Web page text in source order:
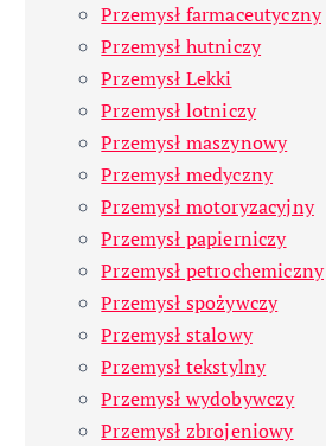
Przemysł farmaceutyczny
Przemysł hutniczy
Przemysł Lekki
Przemysł lotniczy
Przemysł maszynowy
Przemysł medyczny
Przemysł motoryzacyjny
Przemysł papierniczy
Przemysł petrochemiczny
Przemysł spożywczy
Przemysł stalowy
Przemysł tekstylny
Przemysł wydobywczy
Przemysł zbrojeniowy